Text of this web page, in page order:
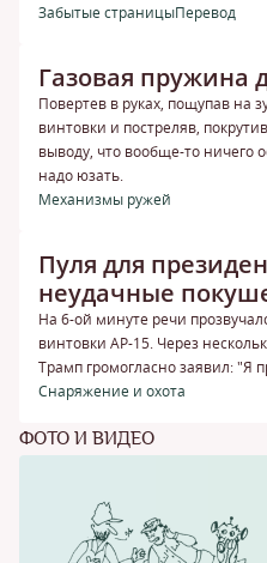
Забытые страницыПеревод
Газовая пружина
Повертев в руках, пощупав на
винтовки и постреляв,
выводу, что вообще-то ничего
надо юзать.
Механизмы ружей
Пуля для
неудачные
На 6-ой минуте речи
винтовки АР-15. Через
Трамп громогласно заявил: "Я
Снаряжение и охота
ФОТО И ВИДЕО